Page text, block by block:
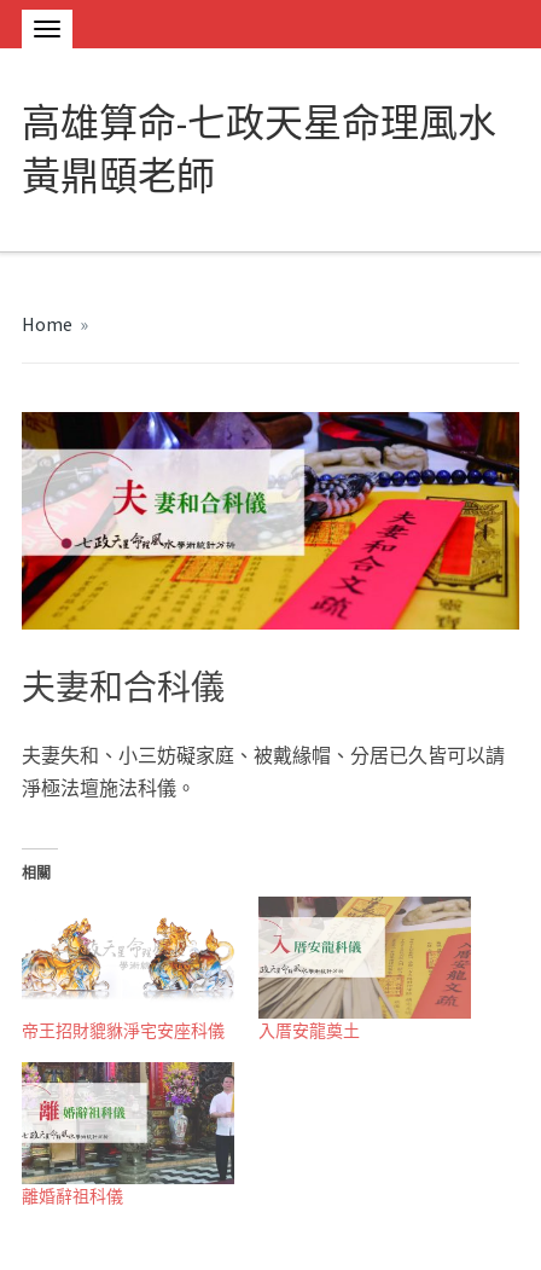
高雄算命-七政天星命理風水
黃鼎頤老師
Home »
夫妻和合科儀
夫妻失和、小三妨礙家庭、被戴緣帽、分居已久皆可以請
淨極法壇施法科儀。
相關
帝王招財貔貅淨宅安座科儀 入厝安龍奠土
離婚辭祖科儀